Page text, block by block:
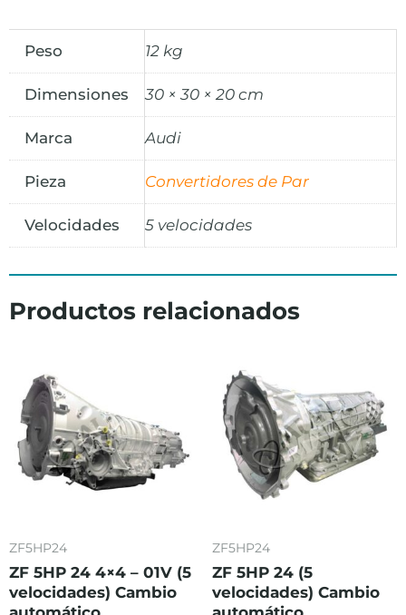
Peso 12 kg
Dimensiones 30 × 30 × 20 cm
Marca Audi
Pieza Convertidores de Par
Velocidades 5 velocidades
Productos relacionados
ZF5HP24
ZF 5HP 24 4×4 – 01V (5
velocidades) Cambio
ZF5HP24
ZF 5HP 24 (5
velocidades) Cambio